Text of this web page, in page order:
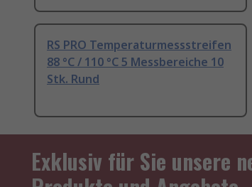
RS PRO Temperaturmessstreifen
88 °C / 110 °C 5 Messbereiche 10
Stk. Rund
Exklusiv für Sie unsere